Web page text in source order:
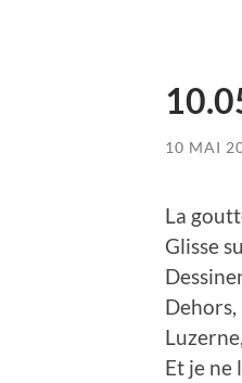
10 MAI
La
Glisse
Et je ne